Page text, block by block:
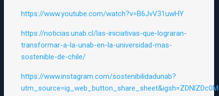
https://www.youtube.com/watch?v=B6JvV31uwHY
https://noticias.unab.cl/las-iniciativas-que-lograran-
transformar-a-la-unab-en-la-universidad-mas-
sostenible-de-chile/
https://www.instagram.com/sostenibilidadunab?